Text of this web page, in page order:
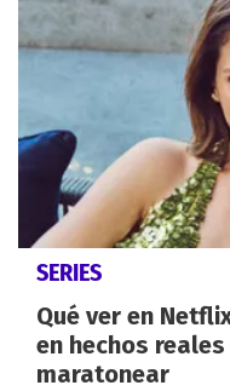
SERIES
Qué ver en
en hechos
maratonear